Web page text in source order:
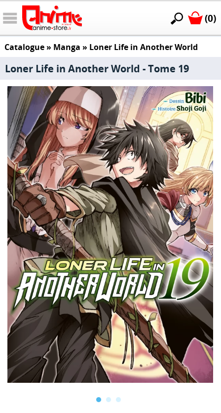
(0)
Catalogue» Manga » Loner Life in Another World
Loner Life in Another World - Tome 19